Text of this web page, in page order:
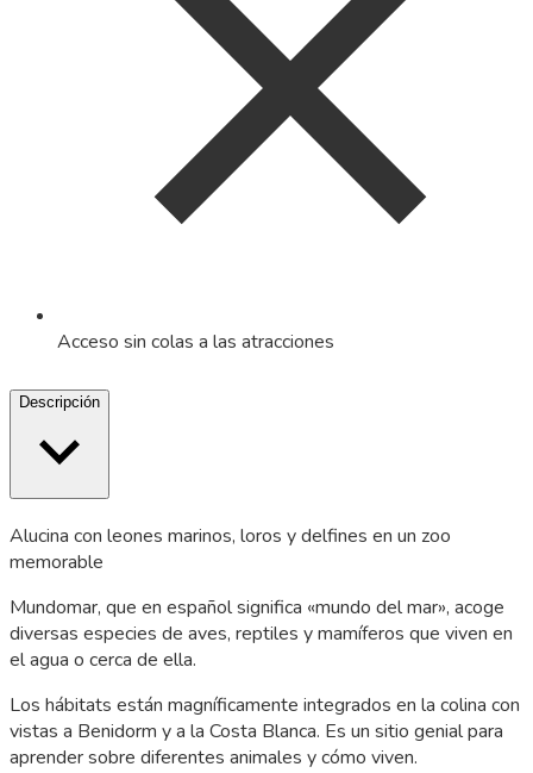
Acceso sin colas a las atracciones
Descripción
Alucina con leones marinos, loros y delfines en un zoo
memorable
Mundomar, que en español significa «mundo del mar», acoge
diversas especies de aves, reptiles y mamíferos que viven en
el agua o cerca de ella.
Los hábitats están magníficamente integrados en la colina con
vistas a Benidorm y a la Costa Blanca. Es un sitio genial para
aprender sobre diferentes animales y cómo viven.